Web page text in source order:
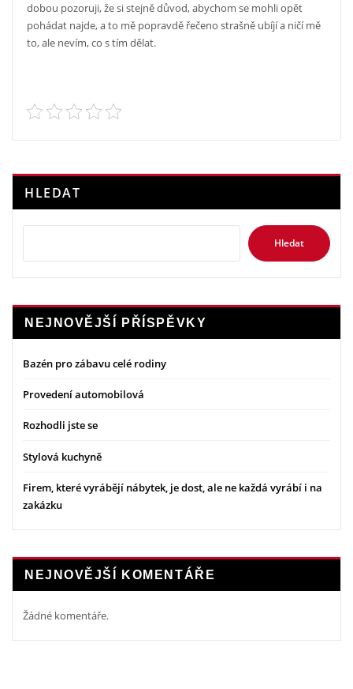
dobou pozoruji, že si stejně důvod, abychom se mohli opět
pohádat najde, a to mě popravdě řečeno strašně ubíjí a ničí mě
to, ale nevím, co s tím dělat.
HLEDAT
Hledat
NEJNOVĚJŠÍ PŘÍSPĚVKY
Bazén pro zábavu celé rodiny
Provedení automobilová
Rozhodli jste se
Stylová kuchyně
Firem, které vyrábějí nábytek, je dost, ale ne každá vyrábí i na
zakázku
NEJNOVĚJŠÍ KOMENTÁŘE
Žádné komentáře.